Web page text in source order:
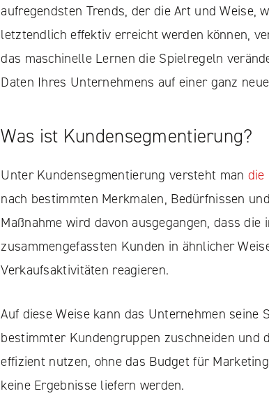
aufregendsten Trends, der die Art und Weise,
letztendlich effektiv erreicht werden können,
das maschinelle Lernen die Spielregeln
Daten Ihres Unternehmens auf einer ganz
Was ist Kundensegmentierung?
Unter Kundensegmentierung versteht man die
nach bestimmten Merkmalen, Bedürfnissen
Maßnahme wird davon ausgegangen, dass
zusammengefassten Kunden in ähnlicher
Verkaufsaktivitäten reagieren.
Auf diese Weise kann das Unternehmen seine
bestimmter Kundengruppen zuschneiden und
effizient nutzen, ohne das Budget für
keine Ergebnisse liefern werden.